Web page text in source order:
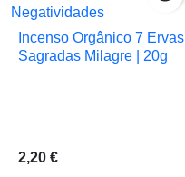
Incenso Orgânico 7 Ervas
Sagradas Milagre | 20g
2,20 €